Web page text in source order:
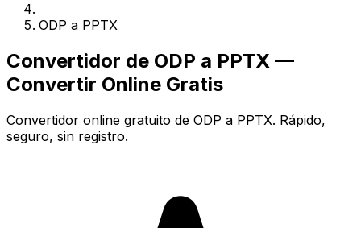
ODP a PPTX
Convertidor de ODP a PPTX —
Convertir Online Gratis
Convertidor online gratuito de ODP a PPTX. Rápido,
seguro, sin registro.